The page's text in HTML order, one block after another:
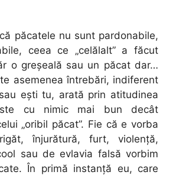
păcatele nu sunt pardonabile,
ceea ce „celălalt” a făcut
o greşeală sau un păcat dar…
asemenea întrebări, indiferent
eşti tu, arată prin atitudinea
cu nimic mai bun decât
„oribil păcat”. Fie că e vorba
înjurătură, furt, violenţă,
sau de evlavia falsă vorbim
În primă instanţă eu, care